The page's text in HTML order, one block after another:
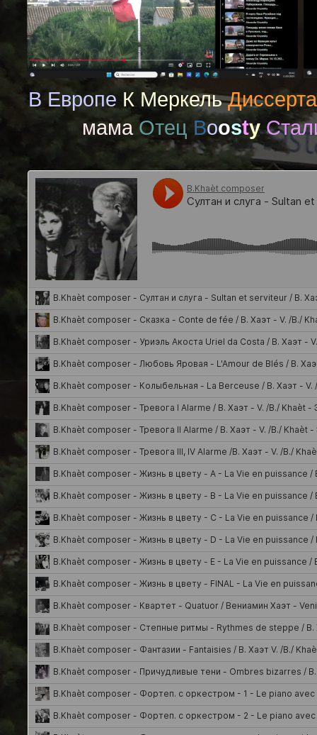
В Европе К Меркель
мама Отец Boosty